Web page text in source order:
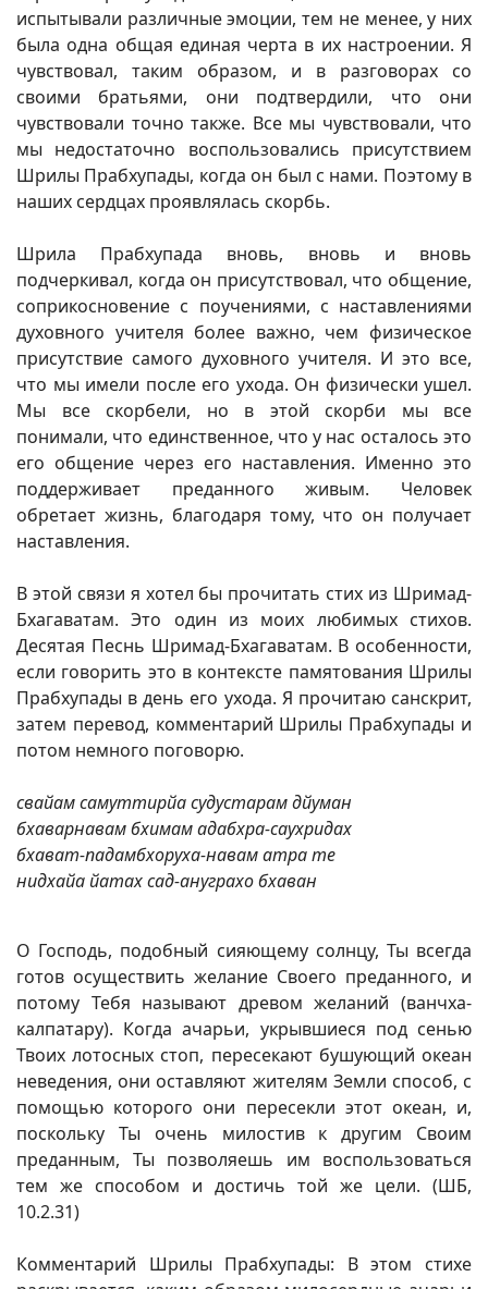
испытывали различные эмоции, тем не менее, у них
была одна общая единая черта в их настроении. Я
чувствовал, таким образом, и в разговорах со
своими братьями, они подтвердили, что они
чувствовали точно также. Все мы чувствовали, что
мы недостаточно воспользовались присутствием
Шрилы Прабхупады, когда он был с нами. Поэтому в
наших сердцах проявлялась скорбь.
Шрила Прабхупада вновь, вновь и вновь
подчеркивал, когда он присутствовал, что общение,
соприкосновение с поучениями, с наставлениями
духовного учителя более важно, чем физическое
присутствие самого духовного учителя. И это все,
что мы имели после его ухода. Он физически ушел.
Мы все скорбели, но в этой скорби мы все
понимали, что единственное, что у нас осталось это
его общение через его наставления. Именно это
поддерживает преданного живым. Человек
обретает жизнь, благодаря тому, что он получает
наставления.
В этой связи я хотел бы прочитать стих из Шримад-
Бхагаватам. Это один из моих любимых стихов.
Десятая Песнь Шримад-Бхагаватам. В особенности,
если говорить это в контексте памятования Шрилы
Прабхупады в день его ухода. Я прочитаю санскрит,
затем перевод, комментарий Шрилы Прабхупады и
потом немного поговорю.
свайам самуттирйа судустарам дйуман
бхаварнавам бхимам адабхра-саухридах
бхават-падамбхоруха-навам атра те
нидхайа йатах сад-ануграхо бхаван
О Господь, подобный сияющему солнцу, Ты всегда
готов осуществить желание Своего преданного, и
потому Тебя называют древом желаний (ванчха-
калпатару). Когда ачарьи, укрывшиеся под сенью
Твоих лотосных стоп, пересекают бушующий океан
неведения, они оставляют жителям Земли способ, с
помощью которого они пересекли этот океан, и,
поскольку Ты очень милостив к другим Своим
преданным, Ты позволяешь им воспользоваться
тем же способом и достичь той же цели. (ШБ,
10.2.31)
Комментарий Шрилы Прабхупады: В этом стихе